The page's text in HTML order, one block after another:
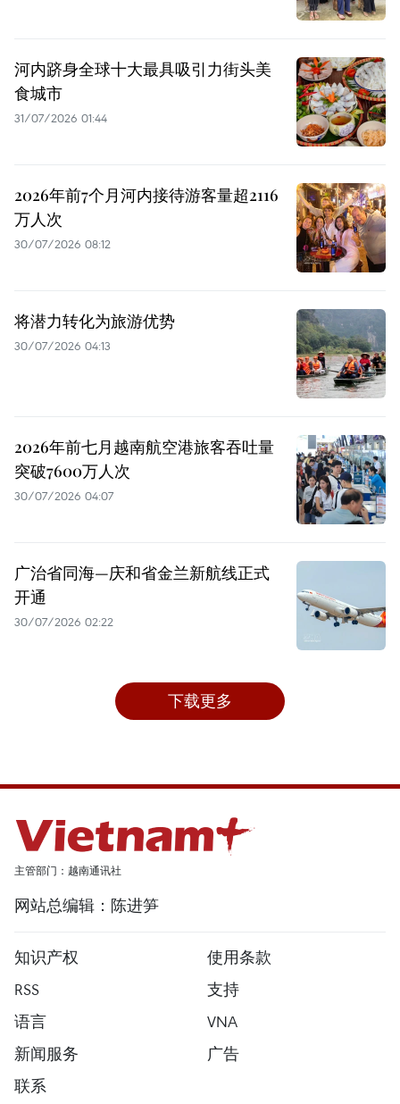
河内跻身全球十大最具吸引力街头美
食城市
31/07/2026 01:44
2026年前7个月河内接待游客量超2116
万人次
30/07/2026 08:12
将潜力转化为旅游优势
30/07/2026 04:13
2026年前七月越南航空港旅客吞吐量
突破7600万人次
30/07/2026 04:07
广治省同海—庆和省金兰新航线正式
开通
30/07/2026 02:22
下载更多
主管部门：越南通讯社
网站总编辑：陈进笋
知识产权
使用条款
RSS
支持
语言
VNA
新闻服务
广告
联系